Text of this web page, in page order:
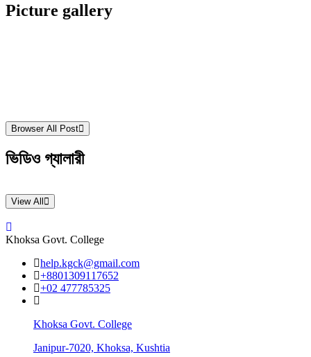
Picture gallery
Browser All Post
ভিডিও গ্যালারী
View All
Khoksa Govt. College
help.kgck@gmail.com
+8801309117652
+02 477785325
Khoksa Govt. College
Janipur-7020, Khoksa, Kushtia